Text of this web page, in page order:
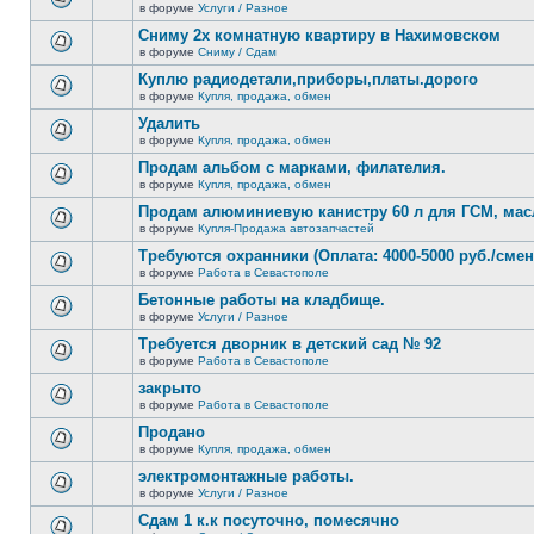
сообщений.
новых
непрочитанных
сообщений.
новых
непрочитанных
сообщений.
в форуме Услуги / Разное
новых
непрочитанных
сообщений.
Сниму 2х комнатную квартиру в Нахимовском
в форуме Сниму / Сдам
новых
непрочитанных
сообщений.
Куплю радиодетали,приборы,платы.дорого
в форуме Купля, продажа, обмен
новых
непрочитанных
сообщений.
Удалить
в форуме Купля, продажа, обмен
новых
непрочитанных
сообщений.
Продам альбом с марками, филателия.
в форуме Купля, продажа, обмен
новых
непрочитанных
сообщений.
Продам алюминиевую канистру 60 л для ГСМ,
в форуме Купля-Продажа автозапчастей
новых
непрочитанных
сообщений.
Требуются охранники (Оплата: 4000-5000 руб./
в форуме Работа в Севастополе
новых
непрочитанных
сообщений.
Бетонные работы на кладбище.
в форуме Услуги / Разное
новых
непрочитанных
сообщений.
Требуется дворник в детский сад № 92
в форуме Работа в Севастополе
новых
непрочитанных
сообщений.
закрыто
в форуме Работа в Севастополе
новых
непрочитанных
Продано
в форуме Купля, продажа, обмен
электромонтажные работы.
в форуме Услуги / Разное
Сдам 1 к.к посуточно, помесячно